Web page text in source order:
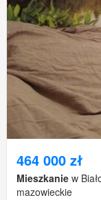
464 000 zł
Mieszkanie w
mazowieckie